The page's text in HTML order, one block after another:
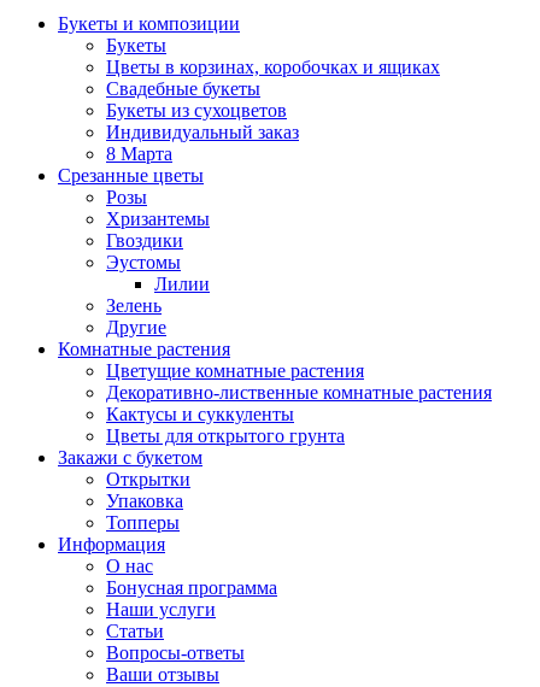
Букеты и композиции
Букеты
Цветы в корзинах, коробочках и ящиках
Свадебные букеты
Букеты из сухоцветов
Индивидуальный заказ
8 Марта
Срезанные цветы
Розы
Хризантемы
Гвоздики
Эустомы
Лилии
Зелень
Другие
Комнатные растения
Цветущие комнатные растения
Декоративно-лиственные комнатные растения
Кактусы и суккуленты
Цветы для открытого грунта
Закажи с букетом
Открытки
Упаковка
Топперы
Информация
О нас
Бонусная программа
Наши услуги
Статьи
Вопросы-ответы
Ваши отзывы